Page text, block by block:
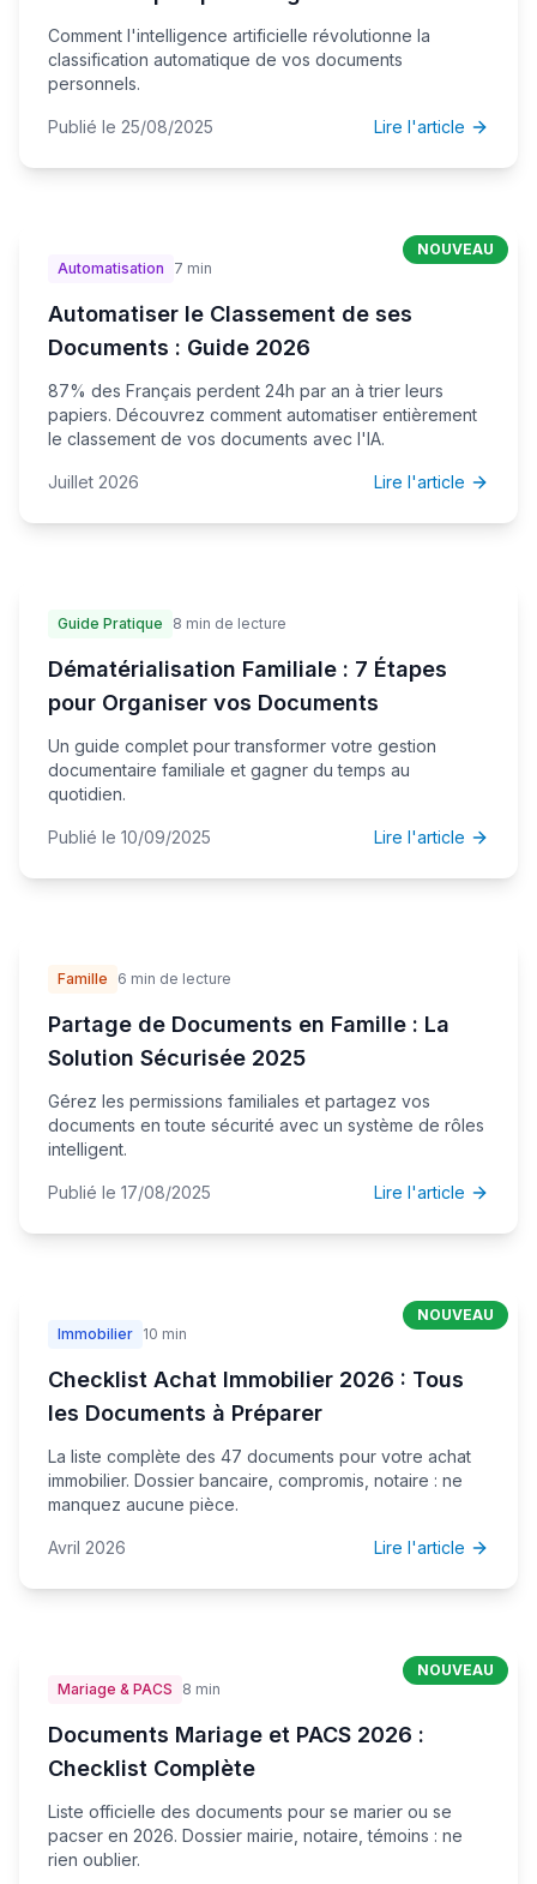
Comment l'intelligence artificielle révolutionne la
classification automatique de vos documents
personnels.
Publié le 25/08/2025 Lire l'article
NOUVEAU
Automatisation
7 min
Automatiser le Classement de ses
Documents : Guide 2026
87% des Français perdent 24h par an à trier leurs
papiers. Découvrez comment automatiser entièrement
le classement de vos documents avec l'IA.
Juillet 2026 Lire l'article
Guide Pratique 8 min de lecture
Dématérialisation Familiale : 7 Étapes
pour Organiser vos Documents
Un guide complet pour transformer votre gestion
documentaire familiale et gagner du temps au
quotidien.
Publié le 10/09/2025 Lire l'article
Famille 6 min de lecture
Partage de Documents en Famille : La
Solution Sécurisée 2025
Gérez les permissions familiales et partagez vos
documents en toute sécurité avec un système de rôles
intelligent.
Publié le 17/08/2025 Lire l'article
NOUVEAU
Immobilier 10 min
Checklist Achat Immobilier 2026 : Tous
les Documents à Préparer
La liste complète des 47 documents pour votre achat
immobilier. Dossier bancaire, compromis, notaire : ne
manquez aucune pièce.
Avril 2026 Lire l'article
NOUVEAU
Mariage & PACS
8 min
Documents Mariage et PACS 2026 :
Checklist Complète
Liste officielle des documents pour se marier ou se
pacser en 2026. Dossier mairie, notaire, témoins : ne
rien oublier.